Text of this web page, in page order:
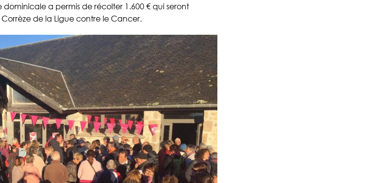
a permis de récolter 1.600 € qui seront
de la Ligue contre le Cancer.